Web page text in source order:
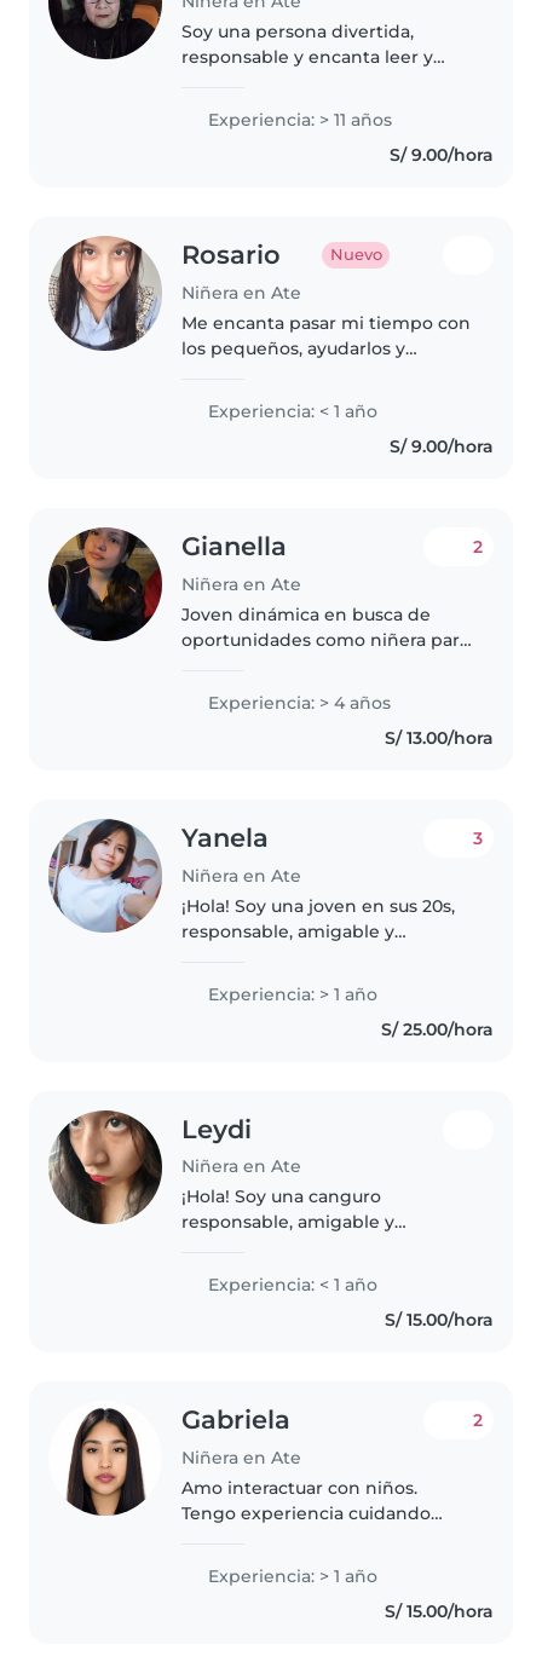
Soy una persona divertida,
responsable y encanta leer y
entiendo las necesidades de los
niños y estoy aquí para
brindarles el mejor cuidado
Experiencia: > 11 años
S/ 9.00/hora
Rosario Nuevo
Niñera en Ate
Me encanta pasar mi tiempo con
los pequeños, ayudarlos y
muy alegre y paciente ❤️
Experiencia: < 1 año
S/ 9.00/hora
Gianella
Niñera en Ate
2
Joven dinámica en busca de
oportunidades como niñera para
de 2 a 10 años. Tengo 4 años de
experiencia, me gusta dibujar,
hacer manualidades y leerles..
Experiencia: > 4 años
S/ 13.00/hora
Yanela
Niñera en Ate
3
¡Hola! Soy una joven en sus 20s,
responsable, amigable y
edad preescolar. Me encanta la
música y los juegos, y estoy
Experiencia: > 1 año
S/ 25.00/hora
Leydi
Niñera en Ate
¡Hola! Soy una canguro
responsable, amigable y
pequeños en tu hogar. Aunque
no tengo experiencia formal,
tengo habilidades en leer a los
Experiencia: < 1 año
S/ 15.00/hora
Gabriela
Niñera en Ate
2
Amo interactuar con niños.
Tengo experiencia cuidando
externas. Soy una joven
universitaria a la cual le gusta el
trato con los niños y las
Experiencia: > 1 año
S/ 15.00/hora